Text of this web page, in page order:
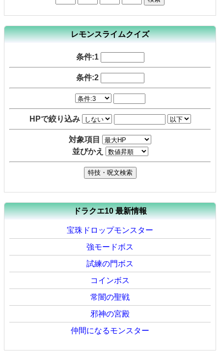
レモンスライムクイズ
条件:1
条件:2
HPで絞り込み
対象項目
並びかえ
ドラクエ10 最新情報
宝珠ドロップモンスター
強モードボス
試練の門ボス
コインボス
常闇の聖戦
邪神の宮殿
仲間になるモンスター